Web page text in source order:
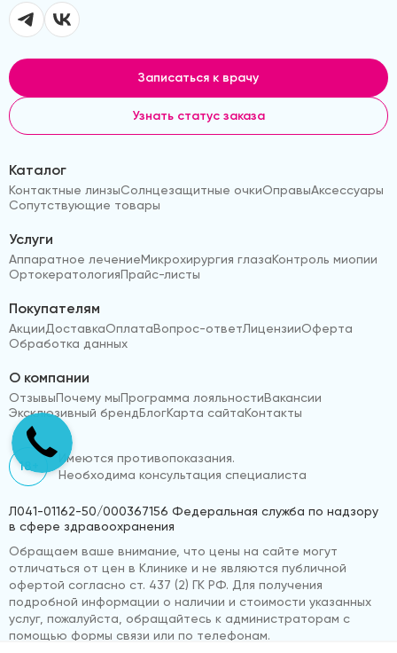
Записаться к врачу
Узнать статус заказа
Каталог
Контактные линзыСолнцезащитные очкиОправыАксессуары
Сопутствующие товары
Услуги
Аппаратное лечениеМикрохирургия глазаКонтроль миопии
ОртокератологияПрайс-листы
Покупателям
АкцииДоставкаОплатаВопрос-ответЛицензииОферта
Обработка данных
О компании
ОтзывыПочему мыПрограмма лояльностиВакансии
Эксклюзивный брендБлогКарта сайтаКонтакты
18+
Имеются противопоказания.
Необходима консультация специалиста
Л041-01162-50/000367156 Федеральная служба по надзору
в сфере здравоохранения
Обращаем ваше внимание, что цены на сайте могут
отличаться от цен в Клинике и не являются публичной
офертой согласно ст. 437 (2) ГК РФ. Для получения
подробной информации о наличии и стоимости указанных
услуг, пожалуйста, обращайтесь к администраторам с
помощью формы связи или по телефонам.